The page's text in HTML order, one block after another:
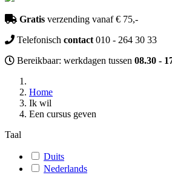
Gratis verzending vanaf € 75,-
Telefonisch contact 010 - 264 30 33
Bereikbaar: werkdagen tussen 08.30 -
Home
Ik wil
Een cursus geven
Taal
Duits
Nederlands